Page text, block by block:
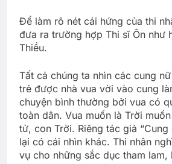
Ðể làm rõ nét cái hứng của thi
đưa ra trường hợp Thi sĩ Ôn như
Thiều.
Tất cả chúng ta nhìn các cung
trẻ được nhà vua vời vào cung
chuyện bình thường bởi vua có
toàn dân. Vua muốn là Trời
tử, con Trời. Riêng tác giả “Cung
lại có cái nhìn khác. Thi nhân
vụ cho những sắc dục tham lam,